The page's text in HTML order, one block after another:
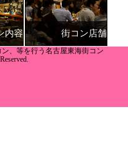
内容 街コン店舗
、等を行う名古屋東海街コン